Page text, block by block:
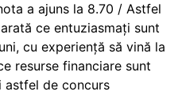
a ajuns la 8.70 / Astfel
ce entuziasmați sunt
cu experiență să vină la
resurse financiare sunt
astfel de concurs